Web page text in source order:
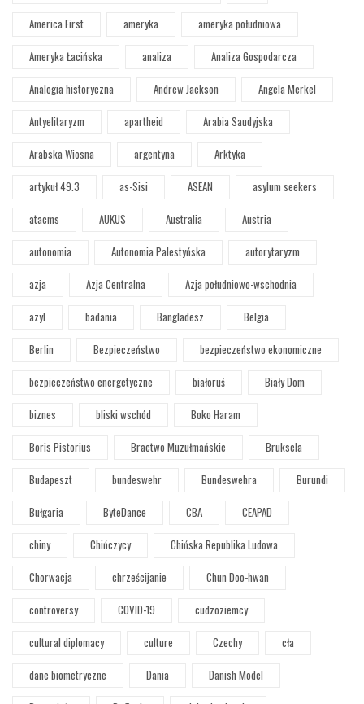
America First
ameryka
ameryka południowa
Ameryka Łacińska
analiza
Analiza Gospodarcza
Analogia historyczna
Andrew Jackson
Angela Merkel
Antyelitaryzm
apartheid
Arabia Saudyjska
Arabska Wiosna
argentyna
Arktyka
artykuł 49.3
as-Sisi ASEAN
asylum seekers
atacms
AUKUS Australia
Austria
autonomia
Autonomia Palestyńska
autorytaryzm
azja
Azja Centralna
Azja południowo-wschodnia
azyl
badania Bangladesz
Belgia
Berlin
Bezpieczeństwo
bezpieczeństwo ekonomiczne
bezpieczeństwo energetyczne
białoruś
Biały Dom
biznes
bliski wschód
Boko Haram
Boris Pistorius
Bractwo Muzułmańskie
Bruksela
Budapeszt
bundeswehr Bundeswehra
Burundi
Bułgaria
ByteDance CBA
CEAPAD
chiny
Chińczycy
Chińska Republika Ludowa
Chorwacja
chrześcijanie
Chun Doo-hwan
controversy
COVID-19
cudzoziemcy
cultural diplomacy
culture Czechy
cła
dane biometryczne
Dania
Danish Model